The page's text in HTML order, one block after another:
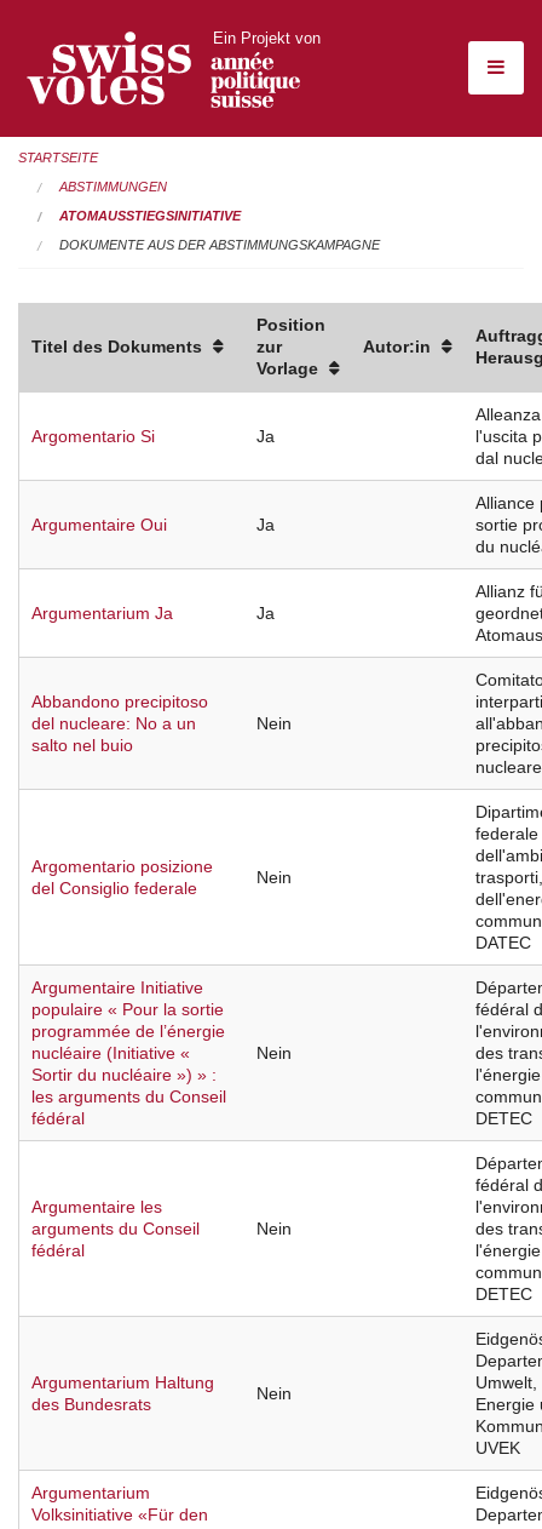
Ein Projekt von
STARTSEITE
ABSTIMMUNGEN
ATOMAUSSTIEGSINITIATIVE
DOKUMENTE AUS DER ABSTIMMUNGSKAMPAGNE
Titel des Dokuments
Position
zur
Vorlage
Autor:in
Argomentario Si Ja
l'uscita
dal
Argumentaire Oui Ja
Alliance
sortie
du
Argumentarium Ja Ja
Allianz
Abbandono precipitoso
del nucleare: No a un
salto nel buio
Nein
Argomentario posizione
del Consiglio federale
Nein
federale
trasporti,
DATEC
Argumentaire Initiative
populaire « Pour la sortie
programmée de l’énergie
nucléaire (Initiative «
Sortir du nucléaire ») » :
les arguments du Conseil
fédéral
Nein
fédéral
des
DETEC
Argumentaire les
arguments du Conseil
fédéral
Nein
fédéral
des
DETEC
Argumentarium Haltung
des Bundesrats
Nein
Umwelt,
Energie
UVEK
Argumentarium
Volksinitiative «Für den